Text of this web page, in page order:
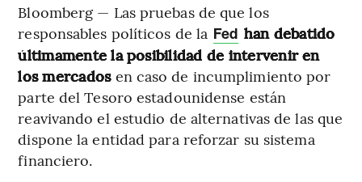
Bloomberg — Las pruebas de que los
responsables políticos de la Fed han debatido
últimamente la posibilidad de intervenir en
los mercados en caso de incumplimiento por
parte del Tesoro estadounidense están
reavivando el estudio de alternativas de las que
dispone la entidad para reforzar su sistema
financiero.